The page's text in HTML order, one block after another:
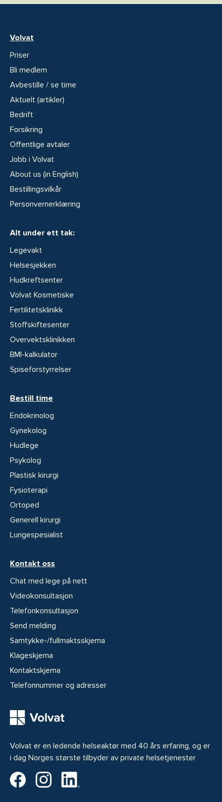
Volvat er en ledende helseaktør med 40 års erfaring, og er
i dag Norges største tilbyder av private helsetjenester
Volvat på Facebook
Volvat på Instagram
Volvat
Priser
Bli medlem
Avbestille / se time
Aktuelt (artikler)
Bedrift
Forsikring
Offentlige avtaler
Jobb i Volvat
About us (in English)
Bestillingsvilkår
Personvernerklæring
Alt under ett tak:
Legevakt
Helsesjekken
Hudkreftsenter
Volvat Kosmetiske
Fertilitetsklinikk
Stoffskiftesenter
Overvektsklinikken
BMI-kalkulator
Spiseforstyrrelser
Bestill time
Endokrinolog
Gynekolog
Hudlege
Psykolog
Plastisk kirurgi
Fysioterapi
Ortoped
Generell kirurgi
Lungespesialist
Kontakt oss
Chat med lege på nett
Videokonsultasjon
Telefonkonsultasjon
Send melding
Samtykke-/fullmaktsskjema
Klageskjema
Kontaktskjema
Telefonnummer og adresser